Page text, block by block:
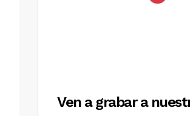
Ven a grabar a